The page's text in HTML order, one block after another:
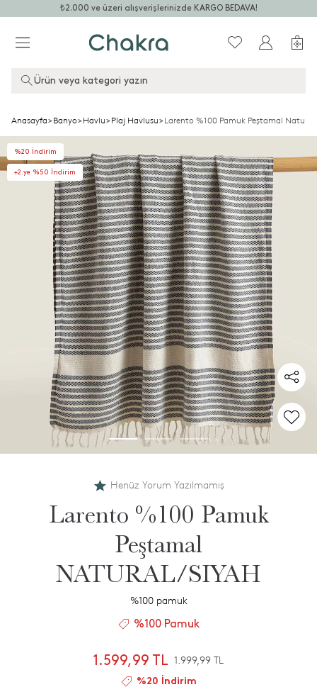
₺2.000 ve üzeri alışverişlerinizde KARGO BEDAVA!
Ürün veya kategori yazın
Anasayfa>Banyo>Havlu>Plaj Havlusu>Larento %100 Pamuk Peştamal
%20 İndirim
+2.ye %50 İndirim
Henüz Yorum Yazılmamış
Larento %100 Pamuk
Peştamal
NATURAL/SIYAH
%100 pamuk
%100 Pamuk
1.599,99 TL 1.999,99 TL
%20 İndirim